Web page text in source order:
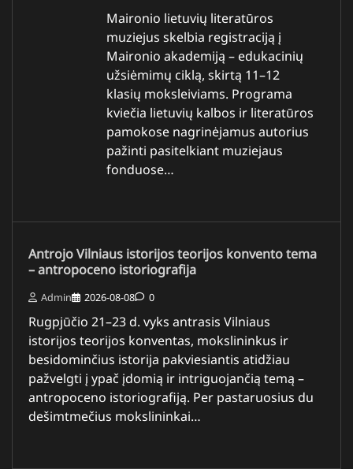
Maironio lietuvių literatūros
muziejus skelbia registraciją į
Maironio akademiją – edukacinių
užsiėmimų ciklą, skirtą 11–12
klasių moksleiviams. Programa
kviečia lietuvių kalbos ir literatūros
pamokose nagrinėjamus autorius
pažinti pasitelkiant muziejaus
fonduose…
Antrojo Vilniaus istorijos teorijos konvento tema
– antropoceno istoriografija
Admin 2026-08-08 0
Rugpjūčio 21–23 d. vyks antrasis Vilniaus
istorijos teorijos konventas, mokslininkus ir
besidominčius istorija pakviesiantis atidžiau
pažvelgti į ypač įdomią ir intriguojančią temą –
antropoceno istoriografiją. Per pastaruosius du
dešimtmečius mokslininkai…